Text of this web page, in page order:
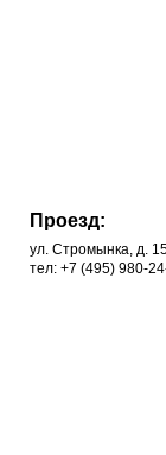
Проезд:
ул. Стромынка, д.
тел: +7 (495) 980-